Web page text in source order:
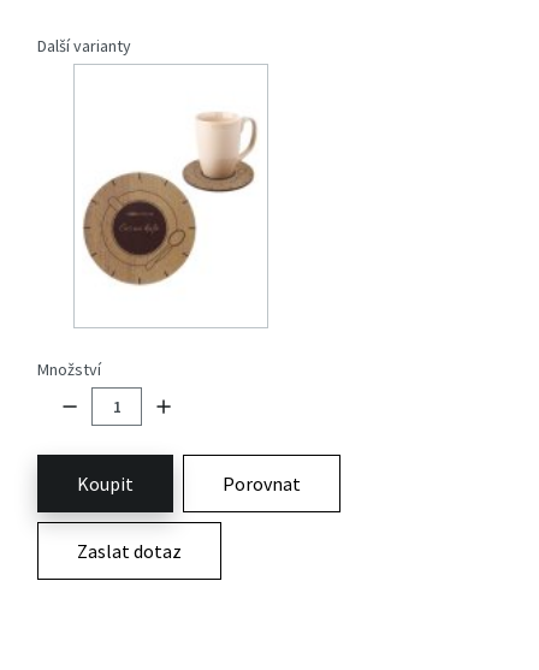
Další varianty
Množství
Koupit Porovnat
Zaslat dotaz